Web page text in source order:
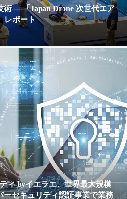
術──「Japan Drone 次世代エア
レポート
ィ byイエラエ、世界最大規模
ーセキュリティ認証事業で業務